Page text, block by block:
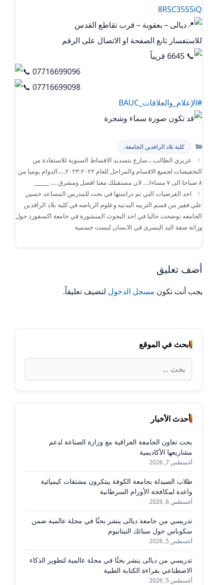
8RSC35S5iQ
ديالى – بعقوبة – قرب تقاطع القدس
للاستفسار تابع الصفحة او الاتصال على الرقم
07716699096
07716699098
#الإعلام_والعلاقات_BAUC
التصنيفات
كلية بلاد الرافدين الجامعة.
عزيزي الطالب….سارع بتسديد الاقساط السنوية للاستفادة من
التخفيضات لجميع الاقسام والمراحل للعام ٢٠٢٢-٢٠٢٣…..الدوام يوميا من
٨ صباحا الى ٧ مساءا…. لان مستقبلك معنا افضل ومشرق …. _____
احد الفرضيات التي تم دراستها في بحث للمدرس المساعد حسين
علي فقير من قسم التربيه البدنيه وعلوم الرياضه في كلية بلاد الرافدين
الجامعه توضحت حاليا في احد البحوث المنشورة في جامعة اكسفورد حول
وراثة صفة اليد اليسرى في الانسان ليست جسمية
أضف تعليق
يجب أنت تكون مسجل الدخول لتضيف تعليقاً.
ابحث في الموقع
البحث
عن:
أحدث الأخبار
بحث تعاون الجامعة العراقية مع وزارة الصناعة لدعم
مشاريعها الأكاديمية
أغسطس 7, 2026
طلاب الصيدلة بجامعة الكوفة يبتكرون مشتقات كيميائية
واعدة لمكافحة الأورام السرطانية
أغسطس 6, 2026
تدريسي من جامعة ديالى ينشر بحثًا في مجلة عالمية ضمن
سكوباس حول سبائك التيتانيوم
أغسطس 5, 2026
تدريسي من ديالى ينشر بحثًا في مجلة عالمية لتطوير الذكاء
الاصطناعي بقراءة الكتابة الطبية
أغسطس 5, 2026